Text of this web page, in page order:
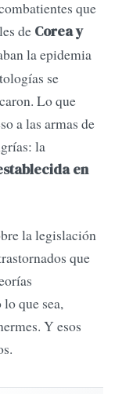
que
de Corea y
la epidemia
se
Lo que
a las armas de
la
en
la legislación
que
que sea,
Y esos